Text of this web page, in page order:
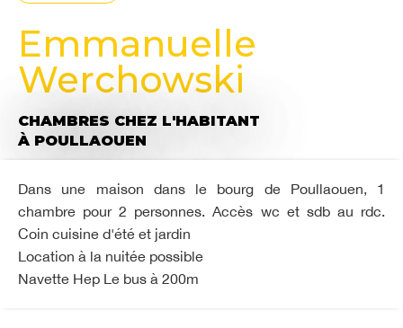
Emmanuelle
Werchowski
CHAMBRES CHEZ L'HABITANT
À POULLAOUEN
Dans une maison dans le bourg de Poullaouen, 1
chambre pour 2 personnes. Accès wc et sdb au rdc.
Coin cuisine d'été et jardin
Location à la nuitée possible
Navette Hep Le bus à 200m